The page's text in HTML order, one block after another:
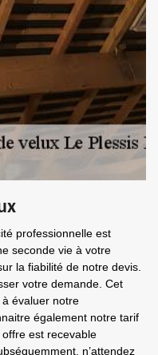
professionnelle est
seconde vie à votre
la fiabilité de notre devis.
votre demande. Cet
évaluer notre
également notre tarif
est recevable
n’attendez